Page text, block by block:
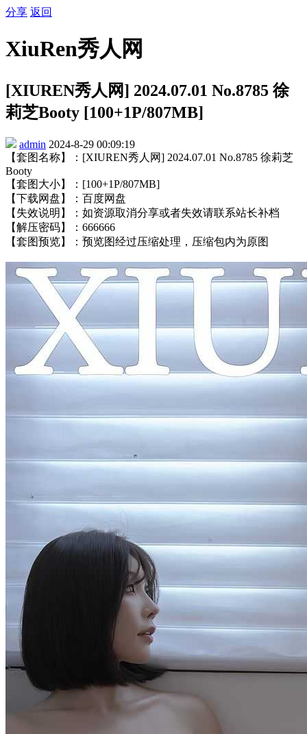
分享 返回
XiuRen秀人网
[XIUREN秀人网] 2024.07.01 No.8785 徐
莉芝Booty [100+1P/807MB]
admin 2024-8-29 00:09:19
【套图名称】：[XIUREN秀人网] 2024.07.01 No.8785 徐莉芝
Booty
【套图大小】：[100+1P/807MB]
【下载网盘】：百度网盘
【失效说明】：如资源取消分享或者失效请联系站长补档
【解压密码】：666666
【套图预览】：预览图经过压缩处理，压缩包内为原图